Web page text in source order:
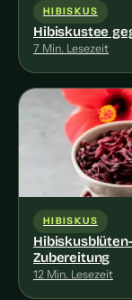
HIBISKUS
Hibiskustee
7 Min. Lesezeit
HIBISKUS
Zubereitung
12 Min. Lesezeit